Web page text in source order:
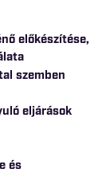
előkészítése,
szemben
eljárások
és